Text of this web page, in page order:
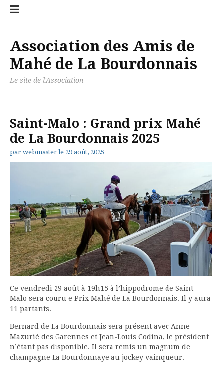
Aller
de
Association des Amis de
Mahé de La Bourdonnais
Le site de l'Association
Saint-Malo : Grand prix Mahé
de La Bourdonnais 2025
par webmaster le 29 août, 2025
Ce vendredi 29 août à 19h15 à l’hippodrome de Saint-
Malo sera couru e Prix Mahé de La Bourdonnais. Il y aura
11 partants.
Bernard de La Bourdonnais sera présent avec Anne
Mazurié des Garennes et Jean-Louis Codina, le président
n’étant pas disponible. Il sera remis un magnum de
champagne La Bourdonnaye au jockey vainqueur.